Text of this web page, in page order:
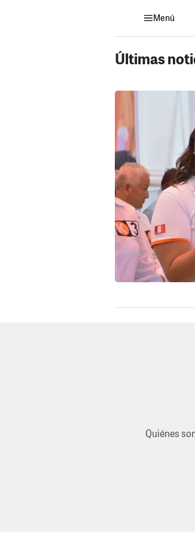
Menú
Últimas
Quiénes